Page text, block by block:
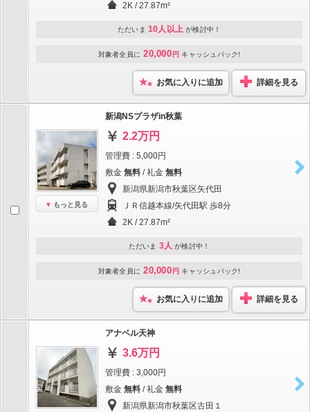
2K / 27.87m²
ただいま 10人以上 が検討中！
対象者全員に 20,000 円 キャッシュバック!
お気に入りに追加 詳細を見る
もっと見る
新潟NSプラザin秋葉
2.2万円
管理費 : 5,000円
敷金 無料 / 礼金 無料
新潟県新潟市秋葉区矢代田
ＪＲ信越本線/矢代田駅 歩8分
2K / 27.87m²
ただいま 3人 が検討中！
対象者全員に 20,000 円 キャッシュバック!
お気に入りに追加 詳細を見る
アナベル天神
3.6万円
管理費 : 3,000円
敷金 無料 / 礼金 無料
新潟県新潟市秋葉区古田１